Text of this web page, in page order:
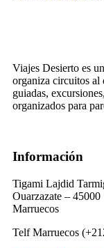
Viajes Desierto es
organiza circuitos al
guiadas,
organizados para
Información
Tigami Lajdid
Ouarzazate – 45000
Marruecos
Telf Marruecos